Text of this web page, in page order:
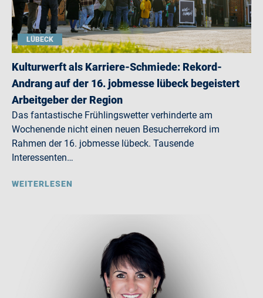
LÜBECK
Kulturwerft als Karriere-Schmiede: Rekord-
Andrang auf der 16. jobmesse lübeck begeistert
Arbeitgeber der Region
Das fantastische Frühlingswetter verhinderte am
Wochenende nicht einen neuen Besucherrekord im
Rahmen der 16. jobmesse lübeck. Tausende
Interessenten…
WEITERLESEN